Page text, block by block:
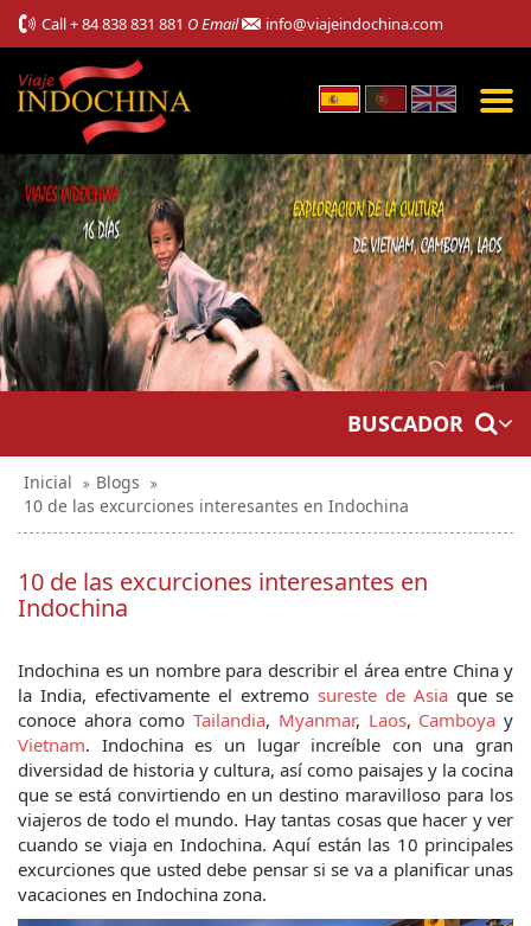
Call+ 84 838 831 881 O Email info@viajeindochina.com
BUSCADOR
Inicial
Blogs
10 de las excurciones interesantes en Indochina
10 de las excurciones interesantes en
Indochina
Indochina es un nombre para describir el área entre China y
la India, efectivamente el extremo sureste de Asia que se
conoce ahora como Tailandia, Myanmar, Laos, Camboya
Vietnam. Indochina es un lugar increíble con una gran
diversidad de historia y cultura, así como paisajes y la cocina
que se está convirtiendo en un destino maravilloso para los
viajeros de todo el mundo. Hay tantas cosas que hacer y ver
cuando se viaja en Indochina. Aquí están las 10 principales
excurciones que usted debe pensar si se va a planificar unas
vacaciones en Indochina zona.